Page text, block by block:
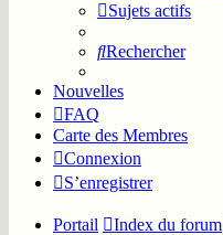
Sujets actifs
Rechercher
Nouvelles
FAQ
Carte des Membres
Connexion
S’enregistrer
Portail Index du forum